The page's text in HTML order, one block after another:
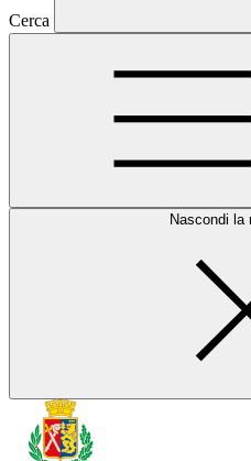
Cerca
Nascondi la